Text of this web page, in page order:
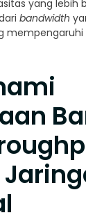
yang lebih
bandwidth
mempengaruhi